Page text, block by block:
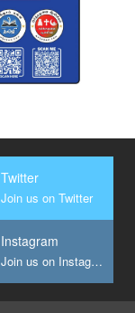
Twitter
Join us on Twitter
Instagram
Join us on Instagram